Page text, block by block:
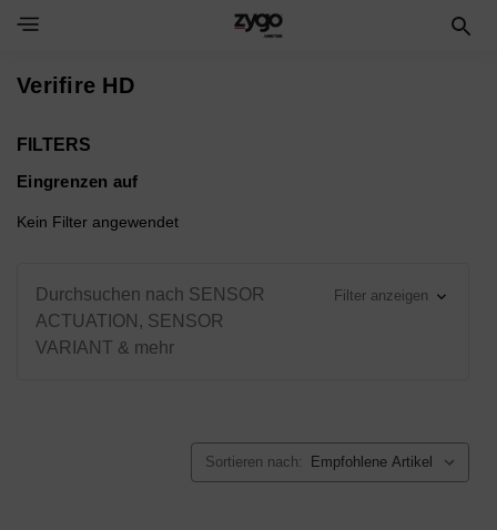
Verifire HD
FILTERS
Eingrenzen auf
Kein Filter angewendet
Durchsuchen nach SENSOR
ACTUATION, SENSOR
VARIANT & mehr
Filter anzeigen
Sortieren nach: